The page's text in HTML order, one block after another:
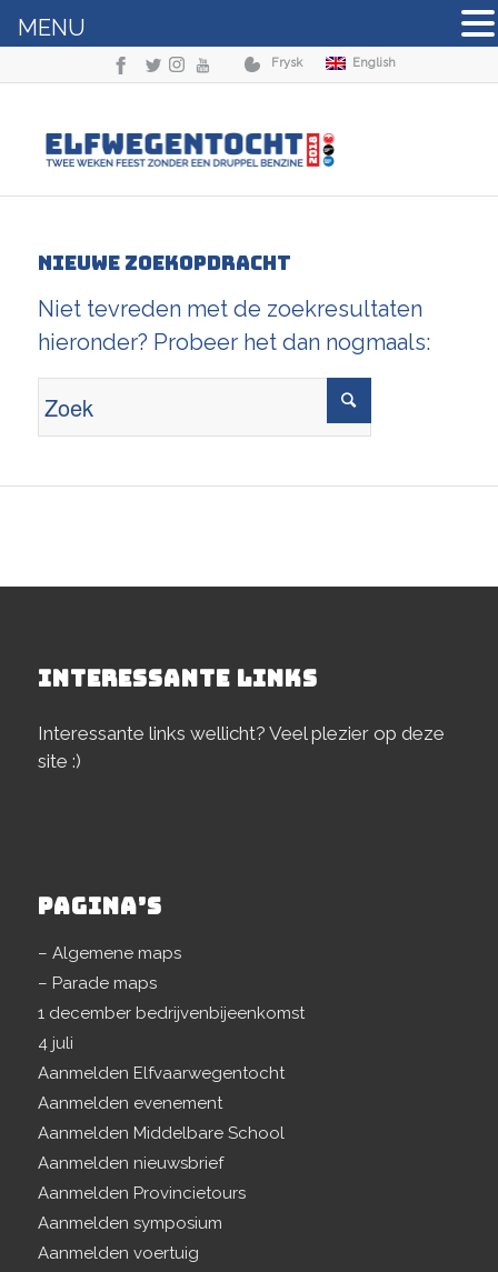
Frysk English
Nieuwe zoekopdracht
Niet tevreden met de zoekresultaten
hieronder? Probeer het dan nogmaals:
INTERESSANTE LINKS
Interessante links wellicht? Veel plezier op deze
site :)
PAGINA’S
– Algemene maps
– Parade maps
1 december bedrijvenbijeenkomst
4 juli
Aanmelden Elfvaarwegentocht
Aanmelden evenement
Aanmelden Middelbare School
Aanmelden nieuwsbrief
Aanmelden Provincietours
Aanmelden symposium
Aanmelden voertuig
MENU